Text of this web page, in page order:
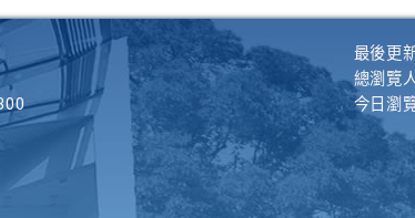
最後更
總瀏覽
今日瀏